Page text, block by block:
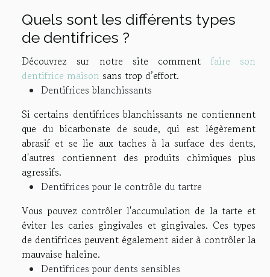
Quels sont les différents types
de dentifrices ?
Découvrez sur notre site comment faire son
dentifrice maison sans trop d’effort.
Dentifrices blanchissants
Si certains dentifrices blanchissants ne contiennent
que du bicarbonate de soude, qui est légèrement
abrasif et se lie aux taches à la surface des dents,
d'autres contiennent des produits chimiques plus
agressifs.
Dentifrices pour le contrôle du tartre
Vous pouvez contrôler l'accumulation de la tarte et
éviter les caries gingivales et gingivales. Ces types
de dentifrices peuvent également aider à contrôler la
mauvaise haleine.
Dentifrices pour dents sensibles